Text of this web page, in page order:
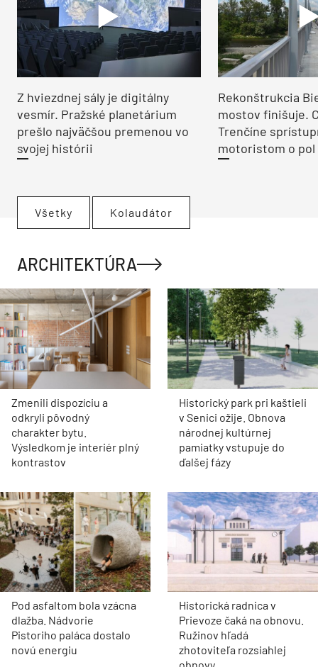
Z hviezdnej sály je digitálny
vesmír. Pražské planetárium
prešlo najväčšou premenou vo
svojej histórii
Rekonštrukcia
mostov finišuje.
Trenčíne
motoristom o pol
Všetky Kolaudátor
ARCHITEKTÚRA
Zmenili dispozíciu a
odkryli pôvodný
charakter bytu.
Výsledkom je interiér plný
kontrastov
Historický park pri kaštieli
v Senici ožije. Obnova
národnej kultúrnej
pamiatky vstupuje do
ďalšej fázy
Pod asfaltom bola vzácna
dlažba. Nádvorie
Pistoriho paláca dostalo
novú energiu
Historická radnica v
Prievoze čaká na obnovu.
Ružinov hľadá
zhotoviteľa rozsiahlej